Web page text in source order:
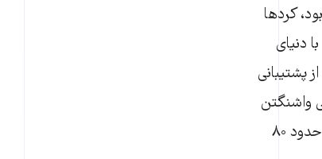
کردها
دنیای
پشتیبانی
واشنگتن
نیز به تله‌ای راهبردی انجامید که حاصل آن، واگذاری حدود ۸۰